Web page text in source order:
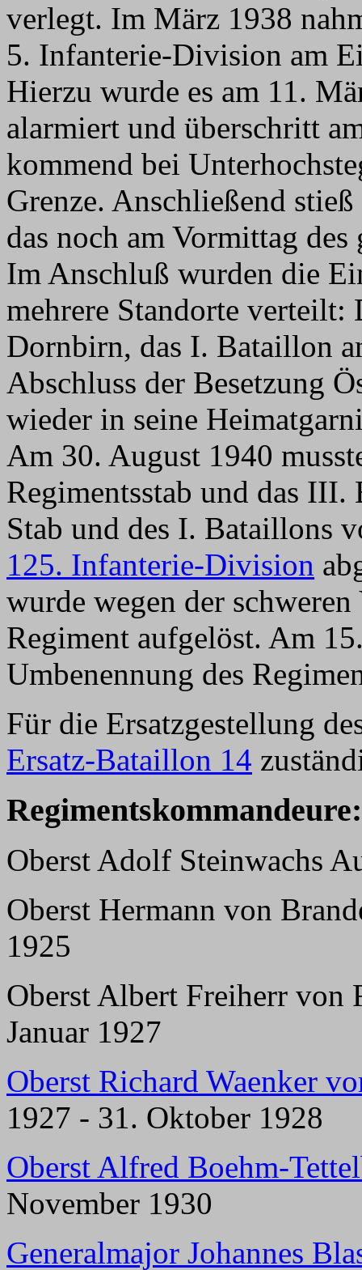
verlegt. Im März 1938
5. Infanterie-Division am
Hierzu wurde es am 11.
alarmiert und überschritt
kommend bei
Grenze. Anschließend
das noch am Vormittag
Im Anschluß wurden die
mehrere Standorte
Dornbirn, das I. Bataillon
Abschluss der Besetzung
wieder in seine
Am 30. August 1940
Regimentsstab und das
Stab und des I. Bataillons
125. Infanterie-Division
wurde wegen der
Regiment aufgelöst. Am
Umbenennung des
Für die Ersatzgestellung
Ersatz-Bataillon 14
Regimentskommandeure:
Oberst Adolf Steinwachs
Oberst Hermann von
1925
Oberst Albert Freiherr von
Januar 1927
Oberst Richard Waenker
1927 - 31. Oktober 1928
Oberst Alfred Boehm-
November 1930
Generalmajor Johannes